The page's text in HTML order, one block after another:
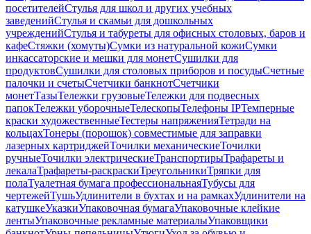
посетителейСтулья для школ и других учебных
заведенийСтулья и скамьи для дошкольных
учрежденийСтулья и табуреты для офисных столовых, баров и
кафеСтяжки (хомуты)Сумки из натуральной кожиСумки
инкассаторские и мешки для монетСушилки для
продуктовСушилки для столовых приборов и посудыСчетные
палочки и счетыСчетчики банкнотСчетчики
монетТазыТележки грузовыеТележки для подвесных
папокТележки уборочныеТелескопыТелефоны IPТемперные
краски художественныеТестеры напряженияТетради на
кольцахТонеры (порошок) совместимые для заправки
лазерных картриджейТочилки механическиеТочилки
ручныеТочилки электрическиеТранспортирыТрафареты и
лекалаТрафареты-раскраскиТреугольникиТряпки для
полаТуалетная бумага профессиональнаяТубусы для
чертежейТушьУдлинители в бухтах и на рамкахУдлинители на
катушкеУказкиУпаковочная бумагаУпаковочные клейкие
лентыУпаковочные рекламные материалыУпаковщики